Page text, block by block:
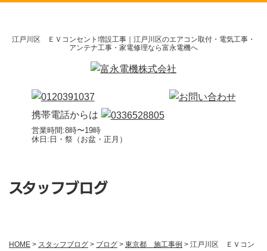
江戸川区 ＥＶコンセント増設工事｜江戸川区のエアコン取付・電気工事・
アンテナ工事・家電修理なら富永電機へ
携帯電話からは
営業時間:8時〜19時
休日:日・祭（お盆・正月）
スタッフブログ
HOME > スタッフブログ > ブログ > 東京都 施工事例 > 江戸川区 ＥＶコン